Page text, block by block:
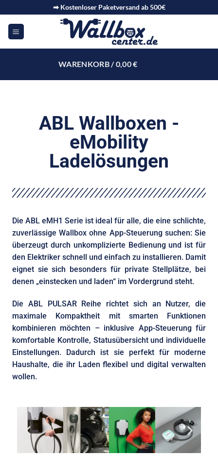
➡ Kostenloser Paketversand ab 500€
WARENKORB /0,00€
ABL Wallboxen -
eMobility
Ladelösungen
Die ABL eMH1 Serie ist ideal für alle, die eine schlichte,
zuverlässige Wallbox ohne App-Steuerung suchen: Sie
überzeugt durch unkomplizierte Bedienung und ist für
den Elektriker schnell und einfach zu installieren. Damit
eignet sie sich besonders für private Stellplätze, bei
denen „einstecken und laden“ im Vordergrund steht.
Die ABL PULSAR Reihe richtet sich an Nutzer, die
maximale Kompaktheit mit smarten Funktionen
kombinieren möchten – inklusive App-Steuerung für
komfortable Kontrolle, Statusübersicht und individuelle
Einstellungen. Dadurch ist sie perfekt für moderne
Haushalte, die ihr Laden flexibel und digital verwalten
wollen.